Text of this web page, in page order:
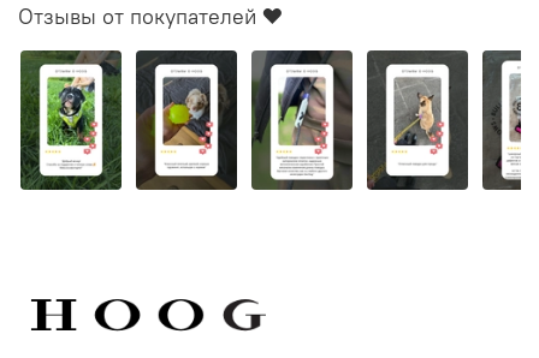
Отзывы от покупателей ❤️